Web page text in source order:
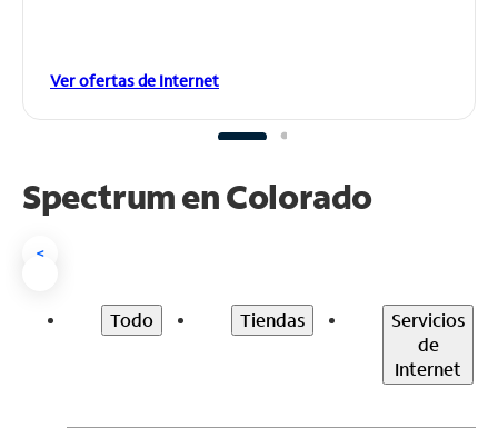
Ver ofertas de Internet
Spectrum enColorado
<
Todo Tiendas
Servicios
de
Internet